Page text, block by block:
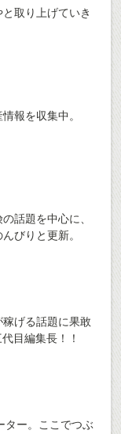
取り上げていき
報を収集中。
話題を中心に、
びりと更新。
げる話題に果敢
目編集長！！
ター。ここでつぶ